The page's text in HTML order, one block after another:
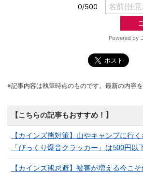
※記事内容は執筆時点のものです。最新の内容を
【こちらの記事もおすすめ！】
【カインズ熊対策】山やキャンプに行
「びっくり爆音クラッカー」は500円
【カインズ熊忌避】被害が増える今こ